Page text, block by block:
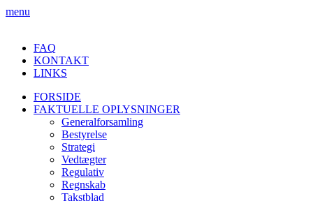
menu
FAQ
KONTAKT
LINKS
FORSIDE
FAKTUELLE OPLYSNINGER
Generalforsamling
Bestyrelse
Strategi
Vedtægter
Regulativ
Regnskab
Takstblad